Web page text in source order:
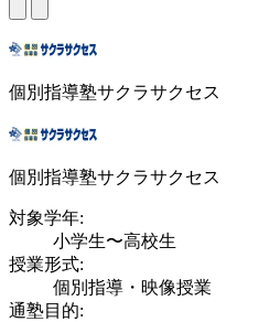
個別指導塾サクラサクセス
個別指導塾サクラサクセス
対象学年:
小学生〜高校生
授業形式:
個別指導・映像授業
通塾目的: